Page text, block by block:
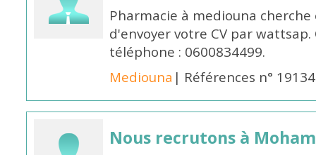
Pharmacie à mediouna
d'envoyer votre CV par
téléphone : 0600834499.
Mediouna | Références n° 19134
Nous recrutons à